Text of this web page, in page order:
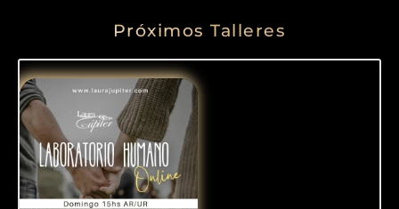
Próximos Talleres